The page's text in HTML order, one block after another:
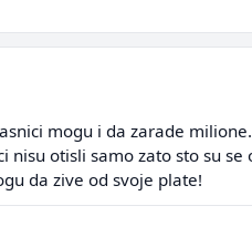
mogu i da zarade
nisu otisli samo zato sto su
da zive od svoje plate!